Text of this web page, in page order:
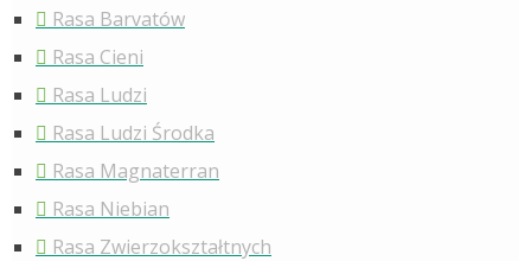
Rasa Barvatów
Rasa Cieni
Rasa Ludzi
Rasa Ludzi Środka
Rasa Magnaterran
Rasa Niebian
Rasa Zwierzokształtnych